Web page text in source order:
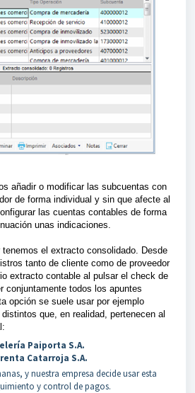
añadir o modificar las subcuentas con
de forma individual y sin que afecte al
las cuentas contables de forma
unas indicaciones.
el extracto consolidado. Desde
tanto de cliente como de proveedor
extracto contable al pulsar el check de
conjuntamente todos los apuntes
opción se suele usar por ejemplo
que, en realidad, pertenecen al
Paiporta S.A.
Catarroja S.A.
y nuestra empresa decide usar esta
y control de pagos.